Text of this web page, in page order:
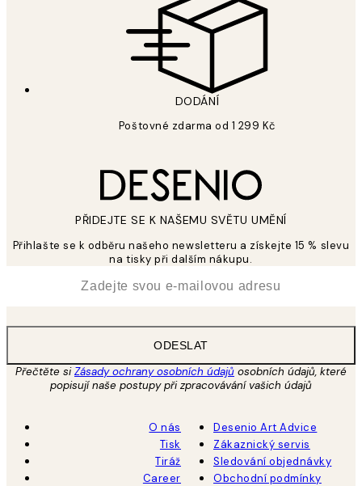
DODÁNÍ
Poštovné zdarma od 1 299 Kč
PŘIDEJTE SE K NAŠEMU SVĚTU UMĚNÍ
Přihlašte se k odběru našeho newsletteru a získejte 15 % slevu
na tisky při dalším nákupu.
ODESLAT
Přečtěte siZásady ochrany osobních údajů osobních údajů, které
popisují naše postupy při zpracovávání vašich údajů
O nás
Tisk
Tiráž
Career
Desenio Art Advice
Zákaznický servis
Sledování objednávky
Obchodní podmínky